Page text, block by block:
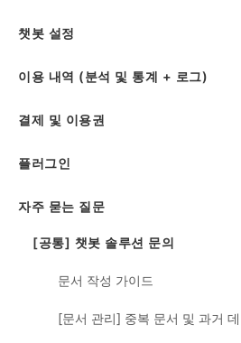
챗봇 설정
이용 내역 (분석 및 통계 + 로그)
결제 및 이용권
플러그인
자주 묻는 질문
[공통] 챗봇 솔루션 문의
문서 작성 가이드
[문서 관리] 중복 문서 및 과거